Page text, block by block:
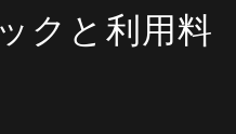
クと利用料